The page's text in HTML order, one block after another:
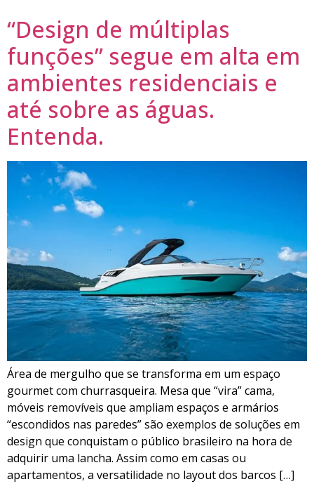
“Design de múltiplas
funções” segue em alta em
ambientes residenciais e
até sobre as águas.
Entenda.
Área de mergulho que se transforma em um espaço
gourmet com churrasqueira. Mesa que “vira” cama,
móveis removíveis que ampliam espaços e armários
“escondidos nas paredes” são exemplos de soluções em
design que conquistam o público brasileiro na hora de
adquirir uma lancha. Assim como em casas ou
apartamentos, a versatilidade no layout dos barcos […]